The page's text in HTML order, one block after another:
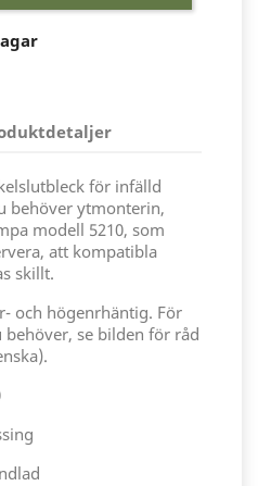
för infälld
behöver ytmonterin,
modell 5210, som
att kompatibla
skillt.
och högenrhäntig. För
se bilden för råd